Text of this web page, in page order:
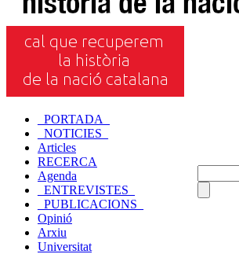
_PORTADA_
_NOTICIES_
Articles
RECERCA
Agenda
_ENTREVISTES_
_PUBLICACIONS_
Opinió
Arxiu
Universitat